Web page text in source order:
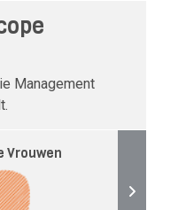
Management
Vrouwen